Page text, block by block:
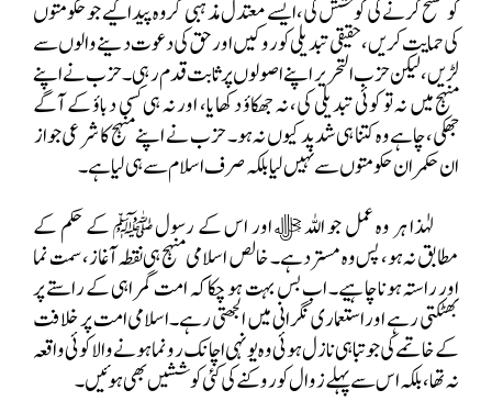
کو مسخ کرنے کی کوشش کی، ایسے معتدل مذہبی گروہ پیدا کیے جو حکومتوں
کی حمایت کریں، حقیقی تبدیلی کو روکیں اور حق کی دعوت دینے والوں سے
لڑیں، لیکن حزب التحریر اپنے اصولوں پر ثابت قدم رہی۔ حزب نے اپنے
منہج میں نہ تو کوئی تبدیلی کی، نہ جھکاؤ دکھایا، اور نہ ہی کسی دباؤ کے آگے
جھکی، چاہے وہ کتنا ہی شدید کیوں نہ ہو۔ حزب نے اپنے منہج کا شرعی جواز
ان حکمران حکومتوں سے نہیں لیا بلکہ صرف اسلام سے ہی لیا ہے۔
لہٰذا ہر وہ عمل جو اللہ ﷻ اور اس کے رسول ﷺ کے حکم کے
مطابق نہ ہو، پس وہ مسترد ہے۔ خالص اسلامی منہج ہی نقطہ آغاز، سمت نما
اور راستہ ہونا چاہیے۔ اب بس بہت ہو چکا کہ امت گمراہی کے راستے پر
بھٹکتی رہے اور استعماری نگرانی میں الجھتی رہے۔اسلامی امت پر خلافت
کے خاتمے کی جو تباہی نازل ہوئی وہ یونہی اچانک رونما ہونے والا کوئی واقعہ
نہ تھا، بلکہ اس سے پہلے زوال کو روکنے کی کئی کوششیں بھی ہوئیں۔